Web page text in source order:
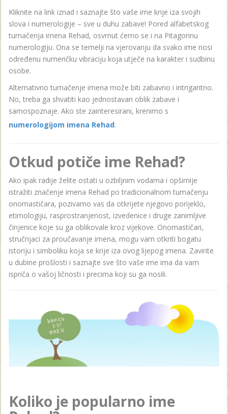
Kliknite na link iznad i saznajte što vaše ime krije iza svojih
slova i numerologije – sve u duhu zabave! Pored alfabetskog
tumačenja imena Rehad, osvrnut ćemo se i na Pitagorinu
numerologiju. Ona se temelji na vjerovanju da svako ime nosi
određenu numeričku vibraciju koja utječe na karakter i sudbinu
osobe.
Alternativno tumačenje imena može biti zabavno i intrigantno.
No, treba ga shvatiti kao jednostavan oblik zabave i
samospoznaje. Ako ste zainteresirani, krenimo s
numerologijom imena Rehad.
Otkud potiče ime Rehad?
Ako ipak radije želite ostati u ozbiljnim vodama i opširnije
istražiti značenje imena Rehad po tradicionalnom tumačenju
onomastičara, pozivamo vas da otkrijete njegovo porijeklo,
etimologiju, rasprostranjenost, izvedenice i druge zanimljive
činjenice koje su ga oblikovale kroz vijekove. Onomastičari,
stručnjaci za proučavanje imena, mogu vam otkriti bogatu
istoriju i simboliku koja se krije iza ovog lijepog imena. Zavirite
u dubine prošlosti i saznajte sve što vaše ime ima da vam
ispriča o vašoj ličnosti i precima koji su ga nosili.
Koliko je popularno ime